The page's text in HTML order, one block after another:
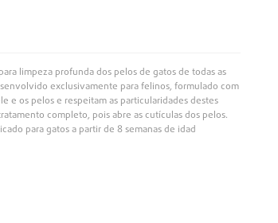
limpeza profunda dos pelos de gatos de todas as
exclusivamente para felinos, formulado com
e os pelos e respeitam as particularidades destes
completo, pois abre as cutículas dos pelos.
para gatos a partir de 8 semanas de idad